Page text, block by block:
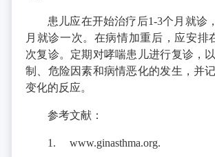
患儿应在开始治疗后1-3个月就诊
月就诊一次。在病情加重后，应安排
次复诊。定期对哮喘患儿进行复诊，
制、危险因素和病情恶化的发生，并
变化的反应。
参考文献：
1. www.ginasthma.org.